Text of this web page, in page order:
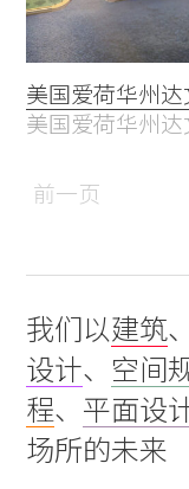
美国爱荷华州
美国爱荷华州
前一页
我们以建筑、
设计、 空间
程、 平面设
场所的未来